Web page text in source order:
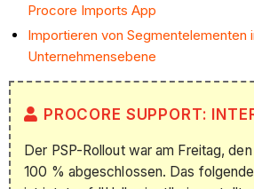
Procore ImportsApp
Importieren von Segmentelementen
Unternehmensebene
PROCORE SUPPORT:
Der PSP-Rollout war am Freitag,
100 % abgeschlossen. Das